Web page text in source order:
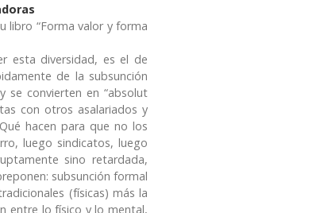
libro “Forma valor y forma
esta diversidad, es el de
de la subsunción
se convierten en “absolut
con otros asalariados y
hacen para que no los
luego sindicatos, luego
sino retardada,
subsunción formal
(físicas) más la
entre lo físico y lo mental,